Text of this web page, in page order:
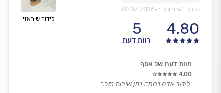
לידור שיראזי
נבדק לאחרונה ב-30.07.2026
4.80
5
חוות דעת
חוות דעת של אסף
4.00
״לידור אדם נחמד. נתן שירות טוב.״